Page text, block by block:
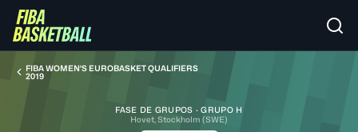
FIBA WOMEN'S EUROBASKET QUALIFIERS
2019
FASE DE GRUPOS · GRUPO H
Hovet, Stockholm (SWE)